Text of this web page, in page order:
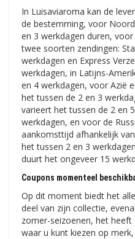
In Luisaviaroma kan de
de bestemming, voor
en 3 werkdagen duren,
twee soorten zendingen:
werkdagen en Express
werkdagen, in Latijns-
en 4 werkdagen, voor Azië
het tussen de 2 en 3
varieert het tussen de 2 en
werkdagen, en voor de
aankomsttijd afhankelijk
het tussen 2 en 3
duurt het ongeveer 15
Coupons momenteel
Op dit moment biedt het
deel van zijn collectie,
zomer-seizoenen, het
waar u kunt kiezen op